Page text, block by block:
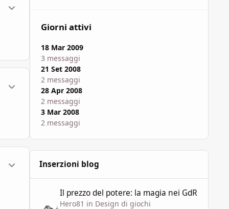
Statistiche Autore
Statistiche Autore
Giorni attivi
18 Mar 2009
3 messaggi
21 Set 2008
2 messaggi
28 Apr 2008
2 messaggi
3 Mar 2008
2 messaggi
Inserzioni blog
Il prezzo del potere: la magia nei GdR
Hero81 in Design di giochi